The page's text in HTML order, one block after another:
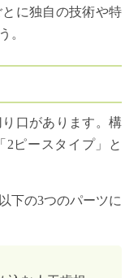
に独自の技術や特
。
口があります。構
ピースタイプ」と
下の3つのパーツに